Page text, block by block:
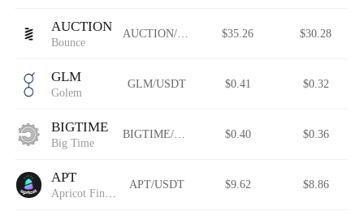
AUCTION
Bounce
AUCTION/USDT $35.26 $30.28
GLM
Golem
GLM/USDT $0.41 $0.32
BIGTIME
Big Time
BIGTIME/USDT $0.40 $0.36
APT
Apricot Finance
APT/USDT $9.62 $8.86